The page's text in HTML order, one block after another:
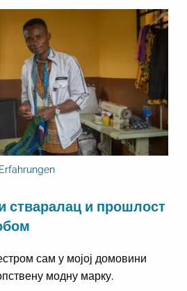
стваралац и прошлост
сам у мојој домовини
модну марку.